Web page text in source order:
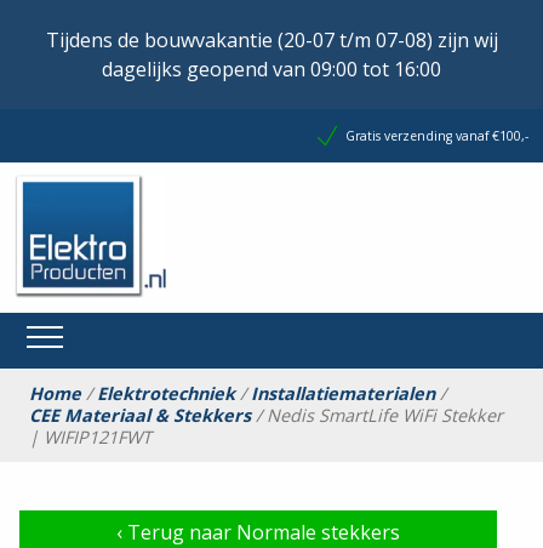
Tijdens de bouwvakantie (20-07 t/m 07-08) zijn wij
dagelijks geopend van 09:00 tot 16:00
Gratis verzending vanaf €100,-
Home/Elektrotechniek/Installatiematerialen/
CEE Materiaal & Stekkers/ Nedis SmartLife WiFi Stekker
| WIFIP121FWT
‹ Terug naar Normale stekkers